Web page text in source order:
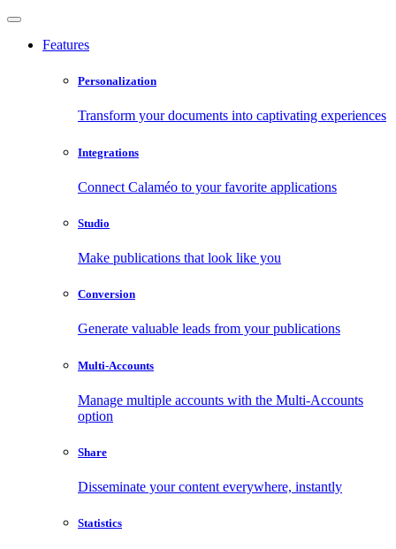
Features
Personalization
Transform your documents into captivating experiences
Integrations
Connect Calaméo to your favorite applications
Studio
Make publications that look like you
Conversion
Generate valuable leads from your publications
Multi-Accounts
Manage multiple accounts with the Multi-Accounts
option
Share
Disseminate your content everywhere, instantly
Statistics